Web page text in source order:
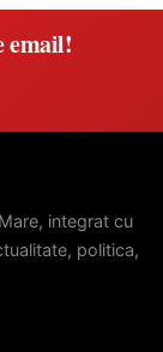
email!
integrat cu
politica,